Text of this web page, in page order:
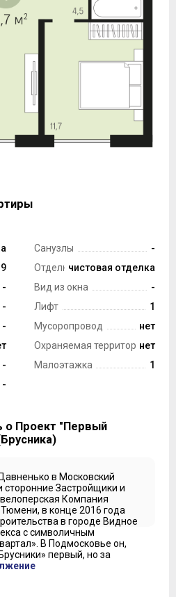
-
-
-
-
-
Санузлы
-
Отделкачистовая отделка
Вид из окна
-
Лифт
1
Мусоропровод
нет
Охраняемая территориянет
Малоэтажка
1
о Проект "Первый
в Московский
сторонние Застройщики и
Компания
в конце 2016 года
в городе Видное
с символичным
В Подмосковье он,
первый, но за